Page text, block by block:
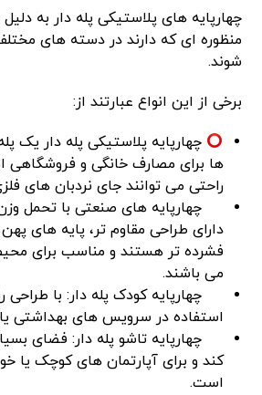
چهارپایه های پلاستیکی پله دار به
منظوره ای که دارند در دسته های
شوند.
برخی از این انواع عبارتند از:
چهارپایه پلاستیکی پله دار یک
ها برای مصارف خانگی و فروشگاهی
راحتی می توانند جای نردبان های
چهارپایه های صنعتی با تحمل
دارای طراحی مقاوم تر، پایه های
فشرده تر هستند و مناسب برای
می باشند.
چهارپایه کودک پله دار: با طراحی
استفاده در سرویس های بهداشتی
چهارپایه تاشو پله دار: فضای
کند و برای آپارتمان های کوچک یا
است.